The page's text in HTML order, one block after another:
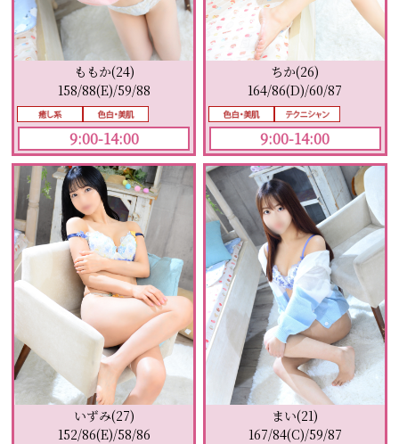
ももか(24)
158/88(E)/59/88
9:00-14:00
ちか(26)
164/86(D)/60/87
9:00-14:00
いずみ(27)
152/86(E)/58/86
まい(21)
167/84(C)/59/87